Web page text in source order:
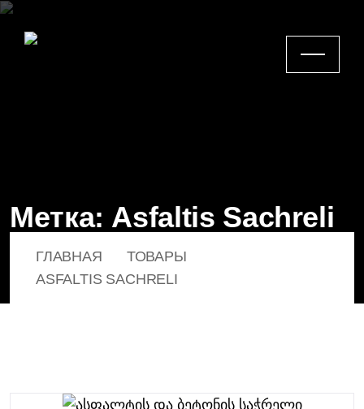
Метка: Asfaltis Sachreli
ГЛАВНАЯ
ТОВАРЫ
ASFALTIS SACHRELI